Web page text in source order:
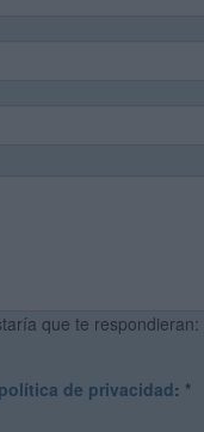
que te respondieran:
política de privacidad: *